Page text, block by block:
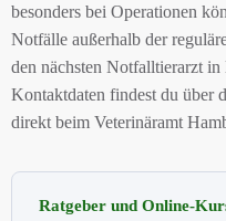
besonders bei Operationen
Notfälle außerhalb der
den nächsten Notfalltierarzt
Kontaktdaten findest du über
direkt beim Veterinäramt
Ratgeber und Online-